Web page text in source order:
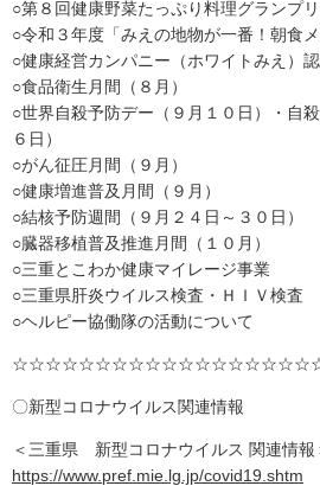
○第８回健康野菜たっぷり料理グランプ
○令和３年度「みえの地物が一番！朝食
○健康経営カンパニー（ホワイトみえ）認
○食品衛生月間（８月）
○世界自殺予防デー（９月１０日）・自
６日）
○がん征圧月間（９月）
○健康増進普及月間（９月）
○結核予防週間（９月２４日～３０日）
○臓器移植普及推進月間（１０月）
○三重とこわか健康マイレージ事業
○三重県肝炎ウイルス検査・ＨＩＶ検査
○ヘルピー協働隊の活動について
〇新型コロナウイルス関連情報
＜三重県 新型コロナウイルス 関連情報
https://www.pref.mie.lg.jp/covid19.shtm